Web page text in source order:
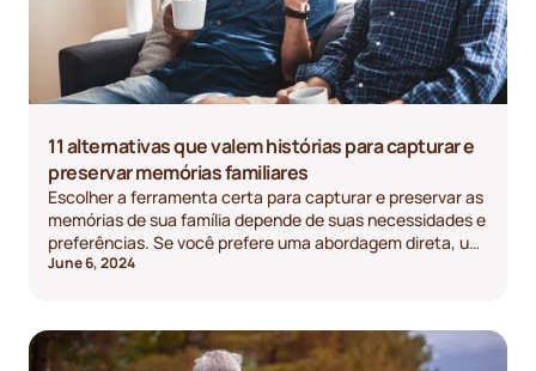
11 alternativas que valem histórias para capturar e
preservar memórias familiares
Escolher a ferramenta certa para capturar e preservar as
memórias de sua família depende de suas necessidades e
preferências. Se você prefere uma abordagem direta, um
foco histórico ou uma experiência multimídia, há muitas
June 6, 2024